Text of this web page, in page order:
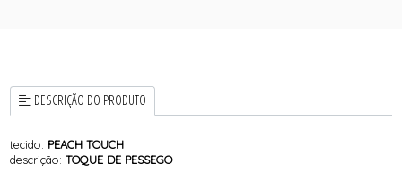
DESCRIÇÃO DO PRODUTO
tecido: PEACH TOUCH
descrição:TOQUE DE PESSEGO